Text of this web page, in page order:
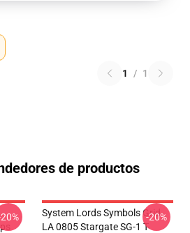
1 / 1
de productos
System Lords Symbols Grid
LA 0805 Stargate SG-1 T-
-20%